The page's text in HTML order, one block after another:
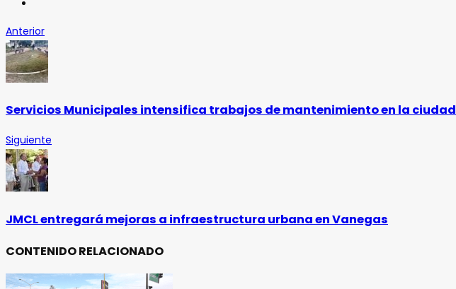
Anterior
Servicios Municipales intensifica trabajos de mantenimiento en la ciudad
Siguiente
JMCL entregará mejoras a infraestructura urbana en Vanegas
CONTENIDO RELACIONADO